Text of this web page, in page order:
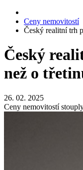
Ceny nemovitostí
Český realitní trh
Český
než o
26. 02. 2025
Ceny nemovitostí